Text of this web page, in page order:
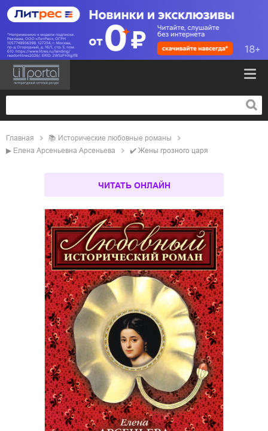
Главная 📚
исторические любовные романы
▶ Елена Арсеньевна Арсеньева ✔️ Жены грозного царя
ЧИТАТЬ ОНЛАЙН